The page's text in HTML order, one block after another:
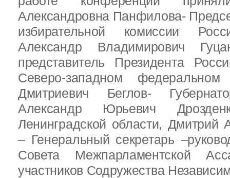
Александровна Панфилова-
избирательной комиссии
Александр Владимирович
представитель Президента
Северо-западном федеральном
Дмитриевич Беглов-
Александр Юрьевич
Ленинградской области, Дмитрий
– Генеральный секретарь
Совета Межпарламентской
участников Содружества